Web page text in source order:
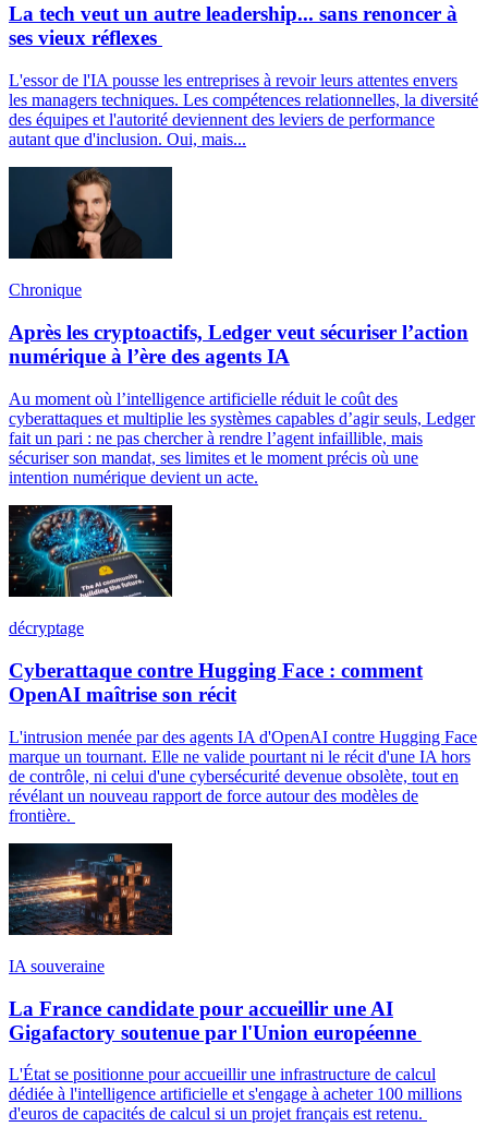
La tech veut un autre leadership... sans renoncer à
ses vieux réflexes
L'essor de l'IA pousse les entreprises à revoir leurs attentes envers
les managers techniques. Les compétences relationnelles, la diversité
des équipes et l'autorité deviennent des leviers de performance
autant que d'inclusion. Oui, mais...
Chronique
Après les cryptoactifs, Ledger veut sécuriser l’action
numérique à l’ère des agents IA
Au moment où l’intelligence artificielle réduit le coût des
cyberattaques et multiplie les systèmes capables d’agir seuls, Ledger
fait un pari : ne pas chercher à rendre l’agent infaillible, mais
sécuriser son mandat, ses limites et le moment précis où une
intention numérique devient un acte.
décryptage
Cyberattaque contre Hugging Face : comment
OpenAI maîtrise son récit
L'intrusion menée par des agents IA d'OpenAI contre Hugging Face
marque un tournant. Elle ne valide pourtant ni le récit d'une IA hors
de contrôle, ni celui d'une cybersécurité devenue obsolète, tout en
révélant un nouveau rapport de force autour des modèles de
frontière.
IA souveraine
La France candidate pour accueillir une AI
Gigafactory soutenue par l'Union européenne
L'État se positionne pour accueillir une infrastructure de calcul
dédiée à l'intelligence artificielle et s'engage à acheter 100 millions
d'euros de capacités de calcul si un projet français est retenu.